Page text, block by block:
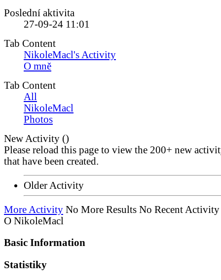
Poslední aktivita
27-09-24 11:01
Tab Content
NikoleMacl's Activity
O mně
Tab Content
All
NikoleMacl
Photos
New Activity ()
Please reload this page to view the 200+ new
that have been created.
Older Activity
More Activity No More Results No Recent Activity
O NikoleMacl
Basic Information
Statistiky